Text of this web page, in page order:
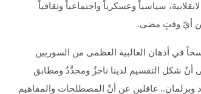
سياسياً وعسكرياً واجتماعياً وثقافياً
من أيّ وقتٍ مضى.
في أذهان الغالبية العظمى من السوريين
أنّ شكل التقسيم لدينا ناجزٌ ومحدَّدٌ ومطابق
وبرلمان.. غافلين عن أنّ المصطلحات والمفاهيم